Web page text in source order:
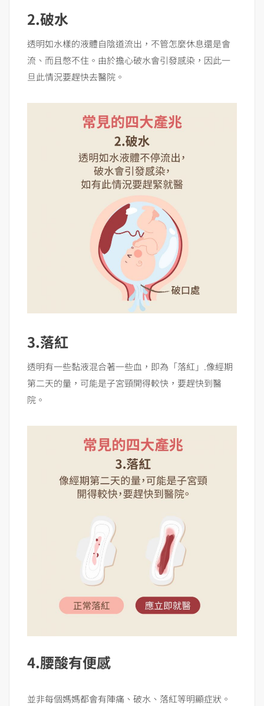
2.破水
透明如水樣的液體自陰道流出，不管怎麼休息還是會
流、而且憋不住。由於擔心破水會引發感染，因此一
旦此情況要趕快去醫院。
3.落紅
透明有一些黏液混合著一些血，即為「落紅」.像經期
第二天的量，可能是子宮頸開得較快，要趕快到醫
院。
4.腰酸有便感
並非每個媽媽都會有陣痛、破水、落紅等明顯症狀。